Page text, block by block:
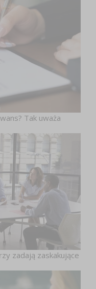
Tak uważa
zadają zaskakujące